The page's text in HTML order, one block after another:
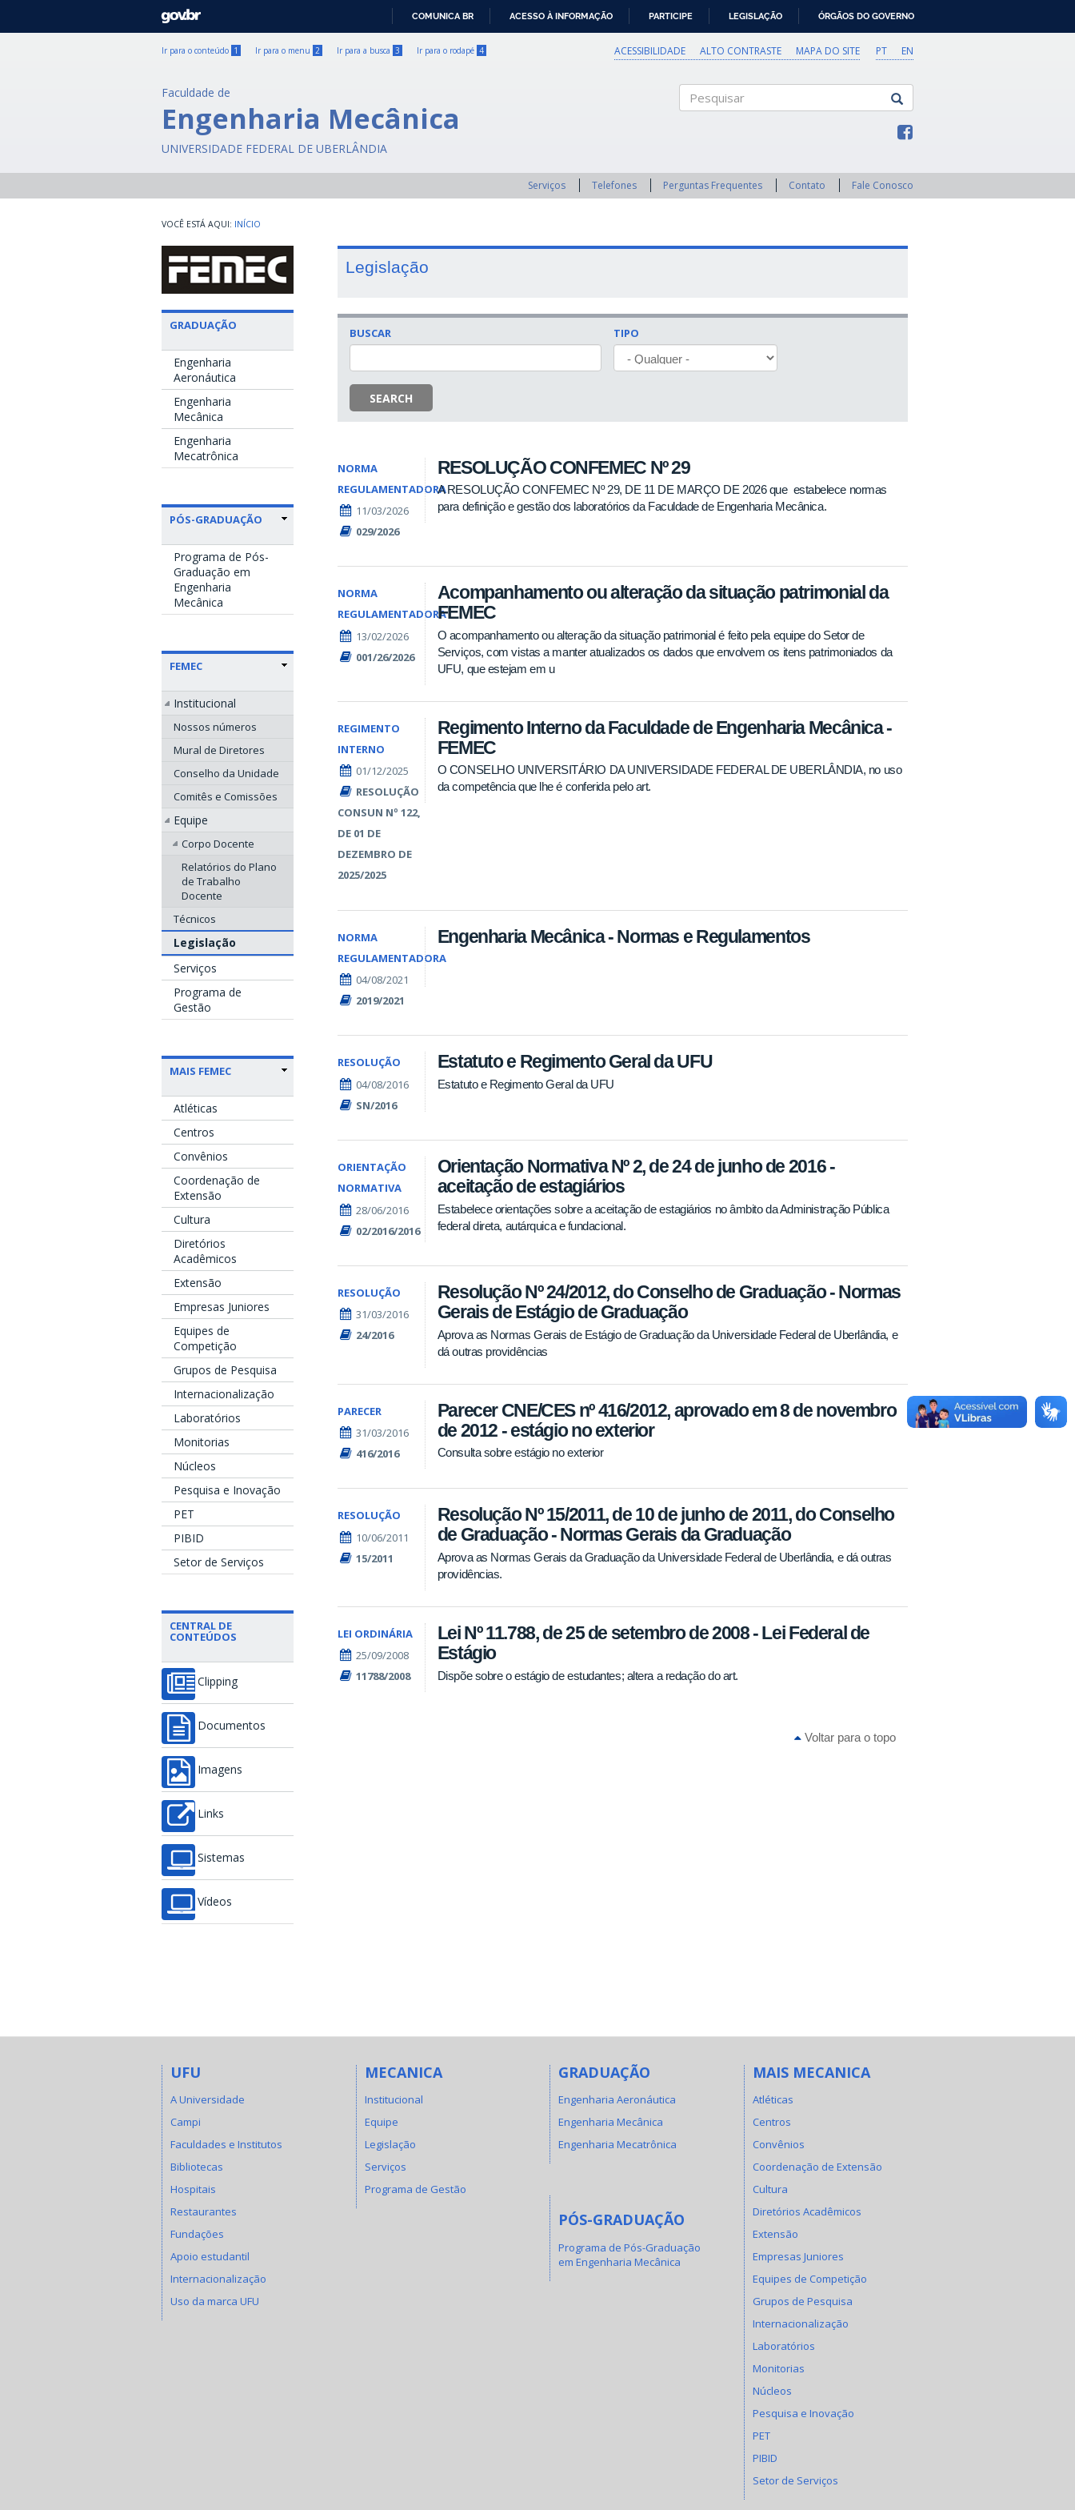
GOVBR
COMUNICA BR ACESSO À INFORMAÇÃO PARTICIPE LEGISLAÇÃO ÓRGÃOS DO GOVERNO
Ir para o conteúdo 1 Ir para o menu 2 Ir para a busca 3 Ir para o rodapé 4 PT EN
ACESSIBILIDADE ALTO CONTRASTE MAPA DO SITE
Faculdade de
Engenharia Mecânica
UNIVERSIDADE FEDERAL DE UBERLÂNDIA
Serviços Telefones Perguntas Frequentes Contato Fale Conosco
INÍCIO
GRADUAÇÃO
Engenharia
Aeronáutica
Engenharia
Mecânica
Engenharia
Mecatrônica
PÓS-GRADUAÇÃO
Programa de Pós-
Graduação em
Engenharia
Mecânica
FEMEC
Institucional
Nossos números
Mural de Diretores
Conselho da Unidade
Comitês e Comissões
Equipe
Corpo Docente
Relatórios do Plano
de Trabalho
Docente
Técnicos
Legislação
Serviços
Programa de
Gestão
MAIS FEMEC
Atléticas
Centros
Convênios
Coordenação de
Extensão
Cultura
Diretórios
Acadêmicos
Extensão
Empresas Juniores
Equipes de
Competição
Grupos de Pesquisa
Internacionalização
Laboratórios
Monitorias
Núcleos
Pesquisa e Inovação
PET
PIBID
Setor de Serviços
CENTRAL DE
CONTEÚDOS
Clipping
Documentos
Imagens
Links
Sistemas
Vídeos
Legislação
BUSCAR TIPO
SEARCH
NORMA
REGULAMENTADORA
11/03/2026
029/2026
RESOLUÇÃO CONFEMEC Nº 29
A RESOLUÇÃO CONFEMEC Nº 29, DE 11 DE MARÇO DE 2026 que estabelece normas
para definição e gestão dos laboratórios da Faculdade de Engenharia Mecânica.
NORMA
REGULAMENTADORA
13/02/2026
001/26/2026
Acompanhamento ou alteração da situação patrimonial da
FEMEC
O acompanhamento ou alteração da situação patrimonial é feito pela equipe do Setor de
Serviços, com vistas a manter atualizados os dados que envolvem os itens patrimoniados da
UFU, que estejam em u
REGIMENTO
INTERNO
01/12/2025
RESOLUÇÃO
CONSUN Nº 122,
DE 01 DE
DEZEMBRO DE
2025/2025
Regimento Interno da Faculdade de Engenharia Mecânica -
FEMEC
O CONSELHO UNIVERSITÁRIO DA UNIVERSIDADE FEDERAL DE UBERLÂNDIA, no uso
da competência que lhe é conferida pelo art.
NORMA
REGULAMENTADORA
04/08/2021
2019/2021
Engenharia Mecânica - Normas e Regulamentos
RESOLUÇÃO
04/08/2016
SN/2016
Estatuto e Regimento Geral da UFU
Estatuto e Regimento Geral da UFU
ORIENTAÇÃO
NORMATIVA
28/06/2016
02/2016/2016
Orientação Normativa Nº 2, de 24 de junho de 2016 -
aceitação de estagiários
Estabelece orientações sobre a aceitação de estagiários no âmbito da Administração Pública
federal direta, autárquica e fundacional.
RESOLUÇÃO
31/03/2016
24/2016
Resolução Nº 24/2012, do Conselho de Graduação - Normas
Gerais de Estágio de Graduação
Aprova as Normas Gerais de Estágio de Graduação da Universidade Federal de Uberlândia, e
dá outras providências
PARECER
31/03/2016
416/2016
Parecer CNE/CES nº 416/2012, aprovado em 8 de novembro
de 2012 - estágio no exterior
Consulta sobre estágio no exterior
RESOLUÇÃO
10/06/2011
15/2011
Resolução Nº 15/2011, de 10 de junho de 2011, do Conselho
de Graduação - Normas Gerais da Graduação
Aprova as Normas Gerais da Graduação da Universidade Federal de Uberlândia, e dá outras
providências.
LEI ORDINÁRIA
25/09/2008
11788/2008
Lei Nº 11.788, de 25 de setembro de 2008 - Lei Federal de
Estágio
Dispõe sobre o estágio de estudantes; altera a redação do art.
Voltar para o topo
UFU
A Universidade
Campi
Faculdades e Institutos
Bibliotecas
Hospitais
Restaurantes
Fundações
Apoio estudantil
Internacionalização
Uso da marca UFU
MECANICA
Institucional
Equipe
Legislação
Serviços
Programa de Gestão
GRADUAÇÃO
Engenharia Aeronáutica
Engenharia Mecânica
Engenharia Mecatrônica
PÓS-GRADUAÇÃO
Programa de Pós-Graduação
em Engenharia Mecânica
MAIS MECANICA
Atléticas
Centros
Convênios
Coordenação de Extensão
Cultura
Diretórios Acadêmicos
Extensão
Empresas Juniores
Equipes de Competição
Grupos de Pesquisa
Internacionalização
Laboratórios
Monitorias
Núcleos
Pesquisa e Inovação
PET
PIBID
Setor de Serviços